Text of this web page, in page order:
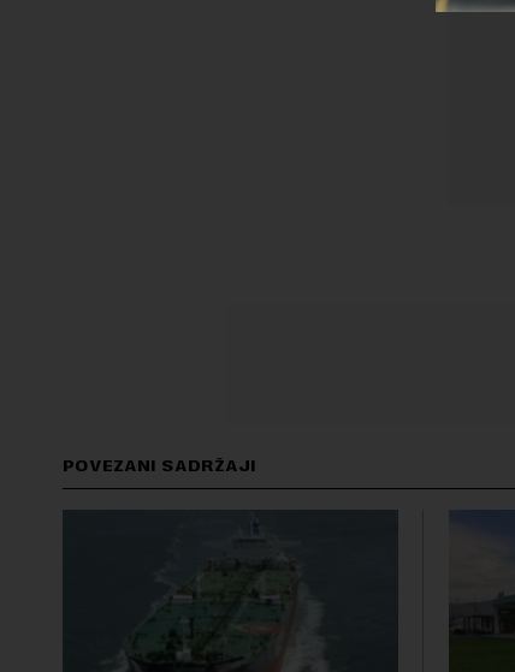
POVEZANI SADRŽAJI